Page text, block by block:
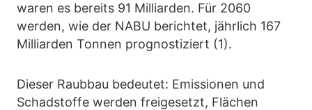
waren es bereits 91 Milliarden. Für 2060
werden, wie der NABU berichtet, jährlich 167
Milliarden Tonnen prognostiziert (1).
Dieser Raubbau bedeutet: Emissionen und
Schadstoffe werden freigesetzt, Flächen